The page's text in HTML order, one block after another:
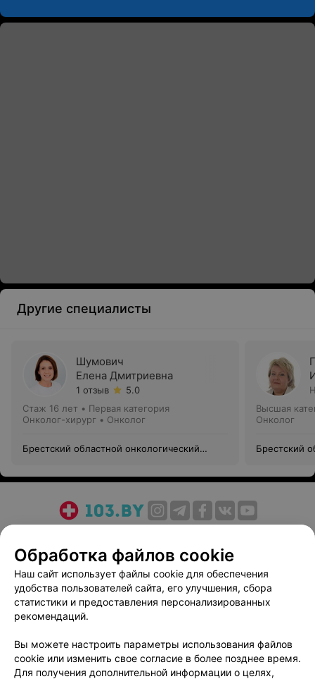
Другие специалисты
Шумович
Елена Дмитриевна
1 отзыв
5.0
Стаж 16 лет • Первая категория
Онколог-хирург • Онколог
Брестский областной онкологический
Высшая
Онколог
Брестский
Медицинский маркетинг
Публичный договор
Пользовательское соглашение
Способы оплаты
Вакансии
Партнеры
Написать руководителю 103.by
Персональные настройки cookie
Обработка персональных данных
Обработка файлов cookie
Наш сайт использует файлы cookie для обеспечения
удобства пользователей сайта, его улучшения, сбора
статистики и предоставления персонализированных
рекомендаций.
Вы можете настроить параметры использования файлов
cookie или изменить свое согласие в более позднее время.
Для получения дополнительной информации о целях,